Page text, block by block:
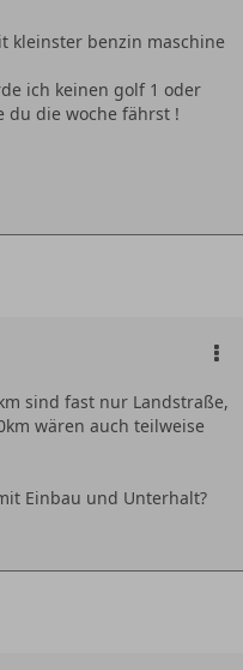
kleinster benzin maschine
ich keinen golf 1 oder
du die woche fährst !
sind fast nur Landstraße,
wären auch teilweise
Einbau und Unterhalt?